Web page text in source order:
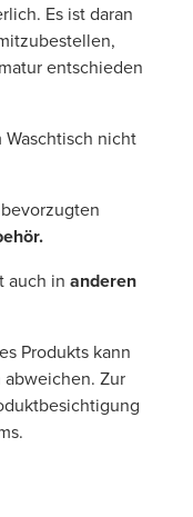
Es ist daran
entschieden
nicht
auch in anderen
Produkts kann
Zur